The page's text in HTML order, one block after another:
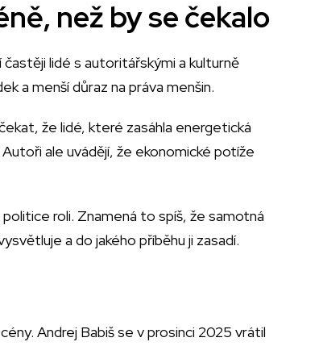
než by se čekalo
častěji lidé s autoritářskými a kulturně
a menší důraz na práva menšin.
že lidé, které zasáhla energetická
ale uvádějí, že ekonomické potíže
roli. Znamená to spíš, že samotná
a do jakého příběhu ji zasadí.
Andrej Babiš se v prosinci 2025 vrátil